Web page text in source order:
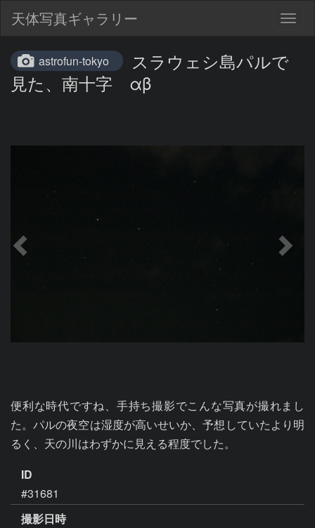
天体写真ギャラリー
astrofun-tokyo
スラウェシ島パルで
見た、南十字 αβ
便利な時代ですね、手持ち撮影でこんな写真が撮れまし
た。パルの夜空は湿度が高いせいか、予想していたより明
るく、天の川はわずかに見える程度でした。
ID
#31681
撮影日時